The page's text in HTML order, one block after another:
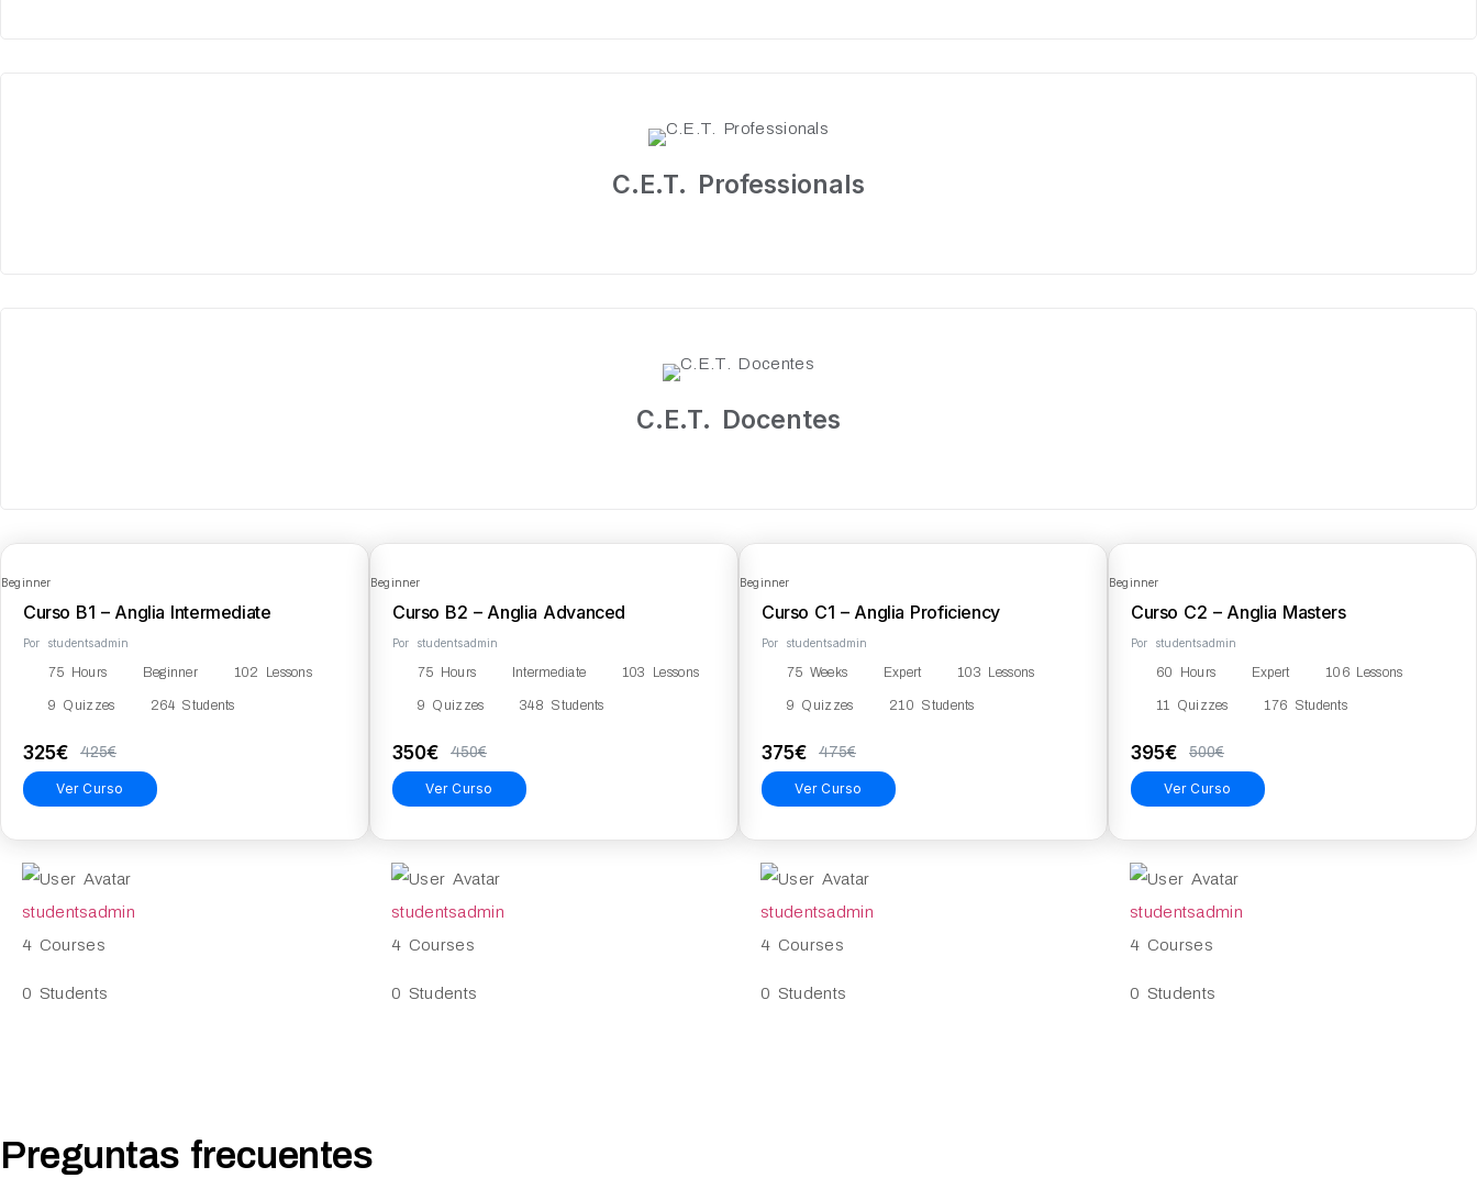
C.E.T. Professionals
C.E.T. Docentes
Beginner
Curso B1 – Anglia Intermediate
Por studentsadmin
75 Hours Beginner 102 Lessons
9 Quizzes 264 Students
325€ 425€
Ver Curso
studentsadmin
4 Courses
0 Students
Beginner
Curso B2 – Anglia Advanced
Por studentsadmin
75 Hours Intermediate 103 Lessons
9 Quizzes 348 Students
350€ 450€
Ver Curso
studentsadmin
4 Courses
0 Students
Beginner
Curso C1 – Anglia Proficiency
Por studentsadmin
75 Weeks Expert 103 Lessons
9 Quizzes 210 Students
375€ 475€
Ver Curso
studentsadmin
4 Courses
0 Students
Beginner
Curso C2 – Anglia Masters
Por studentsadmin
60 Hours Expert 106 Lessons
11 Quizzes 176 Students
395€ 500€
Ver Curso
studentsadmin
4 Courses
0 Students
Preguntas frecuentes